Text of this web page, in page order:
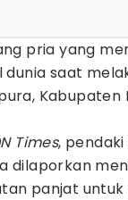
pria yang
saat
Kabupaten
Times,
dilaporkan
panjat